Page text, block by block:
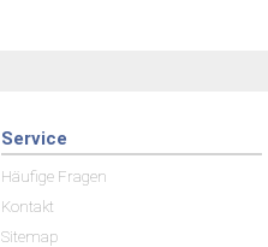
Service
Häufige Fragen
Kontakt
Sitemap